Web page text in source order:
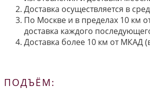
Доставка осуществляется в
По Москве и в пределах 10 км
доставка каждого
Доставка более 10 км от МКАД
ПОДЪЁМ: